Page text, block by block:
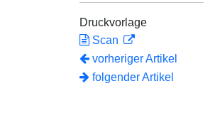
Druckvorlage
Scan
vorheriger Artikel
folgender Artikel